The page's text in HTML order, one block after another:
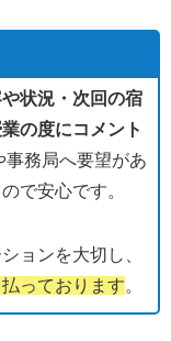
状況・次回の宿
の度にコメント
事務局へ要望があ
で安心です。
ョンを大切し、
っております。